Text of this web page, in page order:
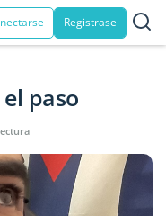
Registrase
paso